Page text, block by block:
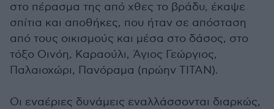
στο πέρασμα της από χθες το βράδυ, έκαψε
σπίτια και αποθήκες, που ήταν σε απόσταση
από τους οικισμούς και μέσα στο δάσος, στο
τόξο Οινόη, Καραούλι, Άγιος Γεώργιος,
Παλαιοχώρι, Πανόραμα (πρώην ΤΙΤΑΝ).
Οι εναέριες δυνάμεις εναλλάσσονται διαρκώς,